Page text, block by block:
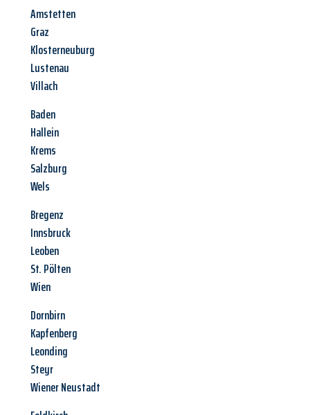
Amstetten
Graz
Klosterneuburg
Lustenau
Villach
Baden
Hallein
Krems
Salzburg
Wels
Bregenz
Innsbruck
Leoben
St. Pölten
Wien
Dornbirn
Kapfenberg
Leonding
Steyr
Wiener Neustadt